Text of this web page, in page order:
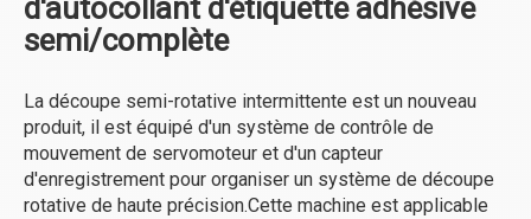
d'autocollant d'étiquette adhésive
semi/complète
La découpe semi-rotative intermittente est un nouveau
produit, il est équipé d'un système de contrôle de
mouvement de servomoteur et d'un capteur
d'enregistrement pour organiser un système de découpe
rotative de haute précision.Cette machine est applicable